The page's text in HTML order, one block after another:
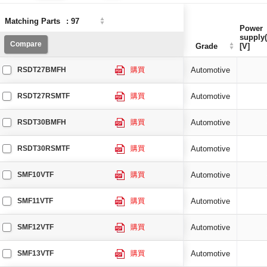
Matching Parts : 97
Compare Grade
Power
[V]
RSDT27BMFH 購買 Automotive
RSDT27RSMTF 購買 Automotive
RSDT30BMFH 購買 Automotive
RSDT30RSMTF 購買 Automotive
SMF10VTF 購買 Automotive
SMF11VTF 購買 Automotive
SMF12VTF 購買 Automotive
SMF13VTF 購買 Automotive
Matching Parts :97
Compare Grade
Power
[V]